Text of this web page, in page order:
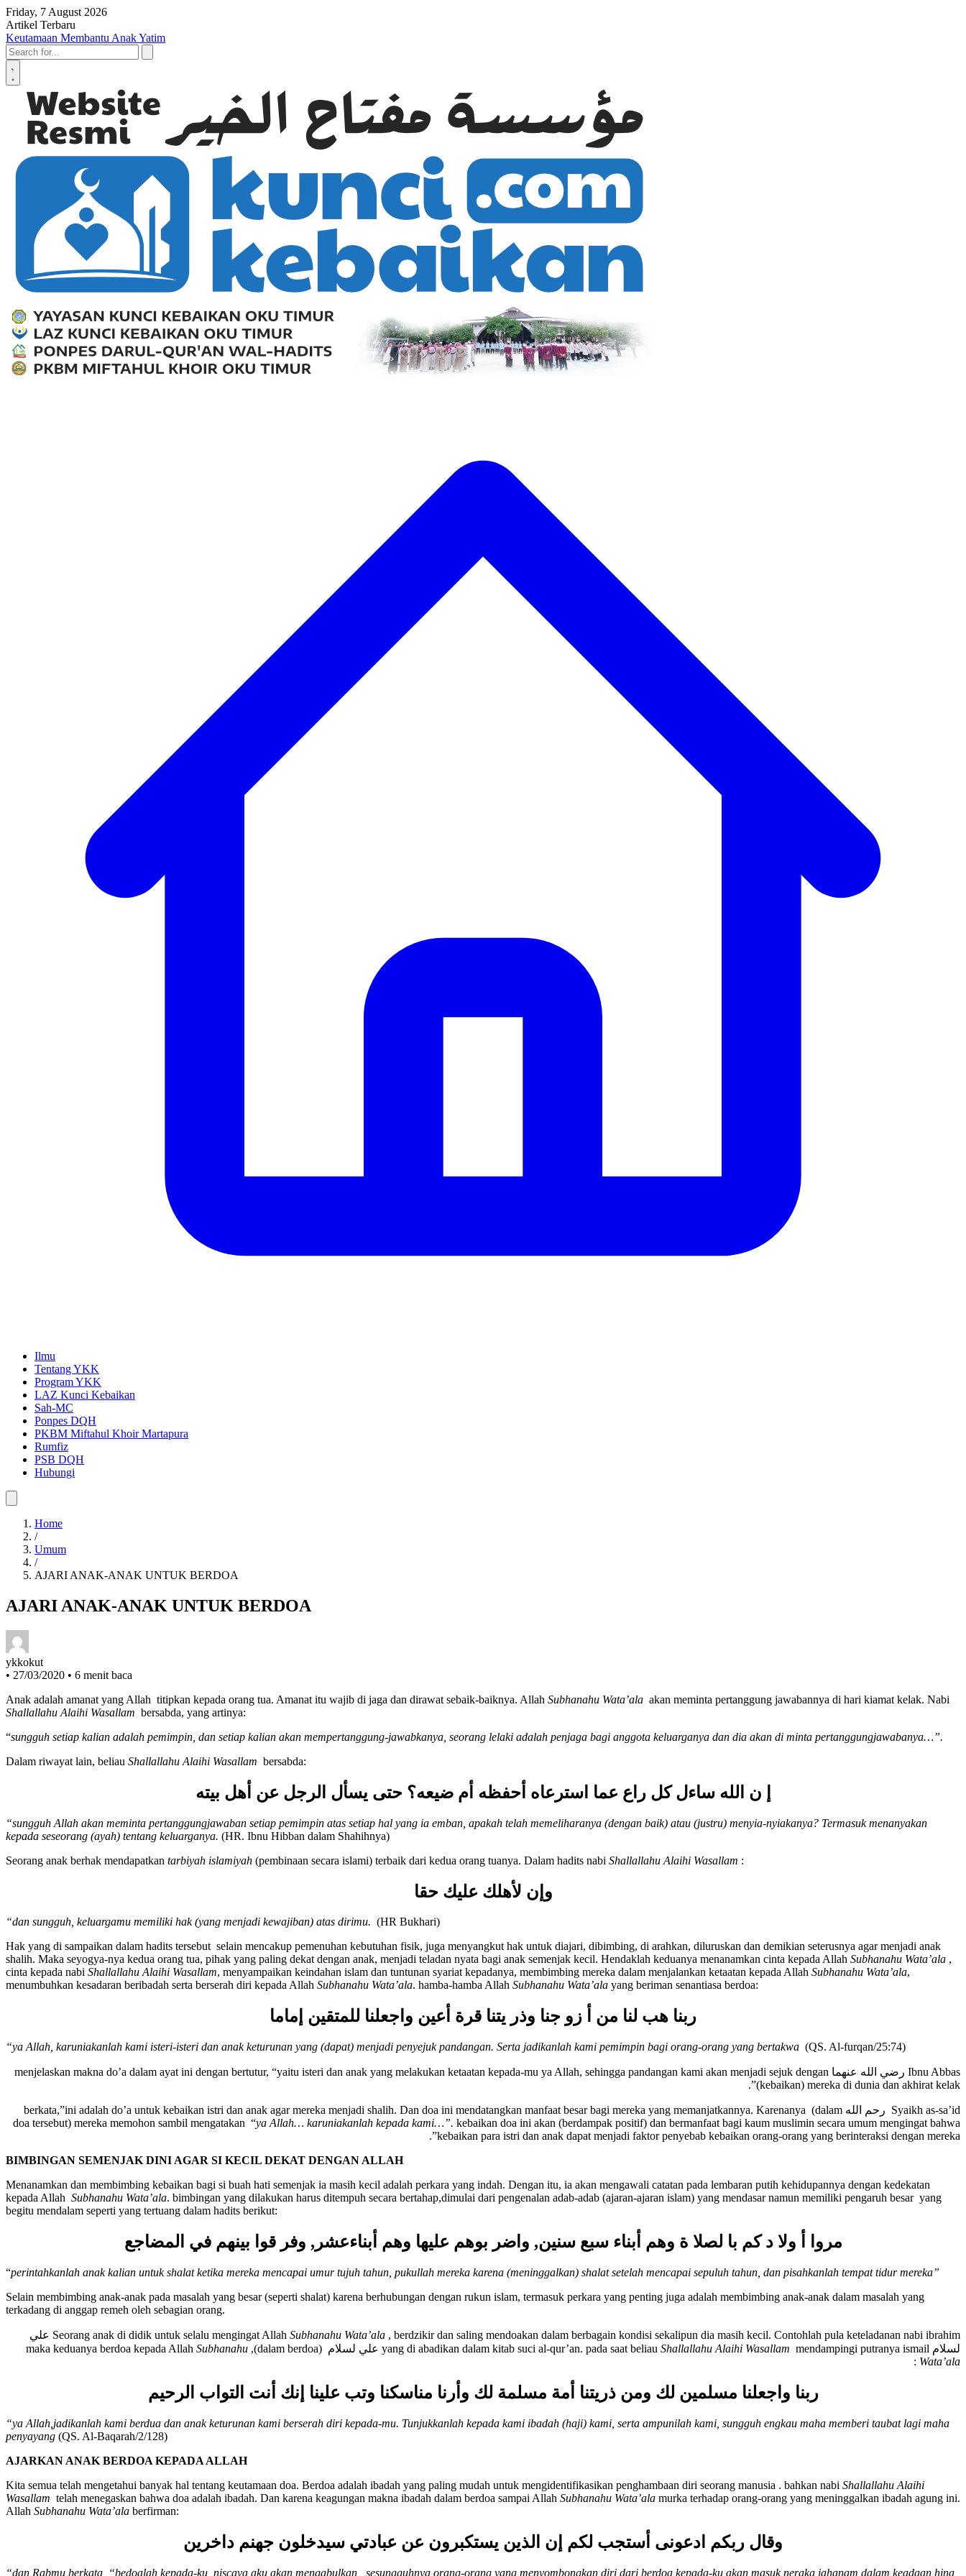
Skip to content
Friday, 7 August 2026
Artikel Terbaru
Keutamaan Membantu Anak Yatim
Ilmu
Tentang YKK
Program YKK
LAZ Kunci Kebaikan
Sah-MC
Ponpes DQH
PKBM Miftahul Khoir Martapura
Rumfiz
PSB DQH
Hubungi
Home
/
Umum
/
AJARI ANAK-ANAK UNTUK BERDOA
AJARI ANAK-ANAK UNTUK BERDOA
ykkokut
• 27/03/2020 • 6 menit baca
Anak adalah amanat yang Allah titipkan kepada orang tua. Amanat itu wajib di jaga dan dirawat sebaik-baiknya. Allah Subhanahu Wata’ala akan meminta pertanggung jawabannya di hari kiamat kelak. Nabi
Shallallahu Alaihi Wasallam bersabda, yang artinya:
“sungguh setiap kalian adalah pemimpin, dan setiap kalian akan mempertanggung-jawabkanya, seorang lelaki adalah penjaga bagi anggota keluarganya dan dia akan di minta pertanggungjawabanya…”.
Dalam riwayat lain, beliau Shallallahu Alaihi Wasallam bersabda:
إ ن الله ساءل كل راع عما استرعاه أحفظه أم ضيعه؟ حتى يسأل الرجل عن أهل بيته
“sungguh Allah akan meminta pertanggungjawaban setiap pemimpin atas setiap hal yang ia emban, apakah telah memeliharanya (dengan baik) atau (justru) menyia-nyiakanya? Termasuk menanyakan
kepada seseorang (ayah) tentang keluarganya. (HR. Ibnu Hibban dalam Shahihnya)
Seorang anak berhak mendapatkan tarbiyah islamiyah (pembinaan secara islami) terbaik dari kedua orang tuanya. Dalam hadits nabi Shallallahu Alaihi Wasallam :
وإن لأهلك عليك حقا
“dan sungguh, keluargamu memiliki hak (yang menjadi kewajiban) atas dirimu. (HR Bukhari)
Hak yang di sampaikan dalam hadits tersebut selain mencakup pemenuhan kebutuhan fisik, juga menyangkut hak untuk diajari, dibimbing, di arahkan, diluruskan dan demikian seterusnya agar menjadi anak
shalih. Maka seyogya-nya kedua orang tua, pihak yang paling dekat dengan anak, menjadi teladan nyata bagi anak semenjak kecil. Hendaklah keduanya menanamkan cinta kepada Allah Subhanahu Wata’ala ,
cinta kepada nabi Shallallahu Alaihi Wasallam, menyampaikan keindahan islam dan tuntunan syariat kepadanya, membimbing mereka dalam menjalankan ketaatan kepada Allah Subhanahu Wata’ala,
menumbuhkan kesadaran beribadah serta berserah diri kepada Allah Subhanahu Wata’ala. hamba-hamba Allah Subhanahu Wata’ala yang beriman senantiasa berdoa:
ربنا هب لنا من أ زو جنا وذر يتنا قرة أعين واجعلنا للمتقين إماما
“ya Allah, karuniakanlah kami isteri-isteri dan anak keturunan yang (dapat) menjadi penyejuk pandangan. Serta jadikanlah kami pemimpin bagi orang-orang yang bertakwa (QS. Al-furqan/25:74)
Ibnu Abbas رضي الله عنهما menjelaskan makna do’a dalam ayat ini dengan bertutur, “yaitu isteri dan anak yang melakukan ketaatan kepada-mu ya Allah, sehingga pandangan kami akan menjadi sejuk dengan
(kebaikan) mereka di dunia dan akhirat kelak”.
Syaikh as-sa’id رحم الله berkata,”ini adalah do’a untuk kebaikan istri dan anak agar mereka menjadi shalih. Dan doa ini mendatangkan manfaat besar bagi mereka yang memanjatkannya. Karenanya (dalam
doa tersebut) mereka memohon sambil mengatakan “ya Allah… karuniakanlah kepada kami…”. kebaikan doa ini akan (berdampak positif) dan bermanfaat bagi kaum muslimin secara umum mengingat bahwa
kebaikan para istri dan anak dapat menjadi faktor penyebab kebaikan orang-orang yang berinteraksi dengan mereka”.
BIMBINGAN SEMENJAK DINI AGAR SI KECIL DEKAT DENGAN ALLAH
Menanamkan dan membimbing kebaikan bagi si buah hati semenjak ia masih kecil adalah perkara yang indah. Dengan itu, ia akan mengawali catatan pada lembaran putih kehidupannya dengan kedekatan
kepada Allah Subhanahu Wata’ala. bimbingan yang dilakukan harus ditempuh secara bertahap,dimulai dari pengenalan adab-adab (ajaran-ajaran islam) yang mendasar namun memiliki pengaruh besar yang
begitu mendalam seperti yang tertuang dalam hadits berikut:
مروا أ ولا د كم با لصلا ة وهم أبناء سبع سنين, واضر بوهم عليها وهم أبناءعشر, وفر قوا بينهم في المضاجع
“perintahkanlah anak kalian untuk shalat ketika mereka mencapai umur tujuh tahun, pukullah mereka karena (meninggalkan) shalat setelah mencapai sepuluh tahun, dan pisahkanlah tempat tidur mereka”
Selain membimbing anak-anak pada masalah yang besar (seperti shalat) karena berhubungan dengan rukun islam, termasuk perkara yang penting juga adalah membimbing anak-anak dalam masalah yang
terkadang di anggap remeh oleh sebagian orang.
Seorang anak di didik untuk selalu mengingat Allah Subhanahu Wata’ala
, berdzikir dan saling mendoakan dalam berbagain kondisi sekalipun dia masih kecil. Contohlah pula keteladanan nabi ibrahim علي
لسلام yang di abadikan dalam kitab suci al-qur’an. pada saat beliau
Shallallahu Alaihi Wasallam mendampingi putranya ismail علي لسلام (dalam berdoa), maka keduanya berdoa kepada Allah
Subhanahu
Wata’ala
:
ربنا واجعلنا مسلمين لك ومن ذريتنا أمة مسلمة لك وأرنا مناسكنا وتب علينا إنك أنت التواب الرحيم
“ya Allah,jadikanlah kami berdua dan anak keturunan kami berserah diri kepada-mu. Tunjukkanlah kepada kami ibadah (haji) kami, serta ampunilah kami, sungguh engkau maha memberi taubat lagi maha
penyayang (QS. Al-Baqarah/2/128)
AJARKAN ANAK BERDOA KEPADA ALLAH
Kita semua telah mengetahui banyak hal tentang keutamaan doa. Berdoa adalah ibadah yang paling mudah untuk mengidentifikasikan penghambaan diri seorang manusia . bahkan nabi Shallallahu Alaihi
Wasallam telah menegaskan bahwa doa adalah ibadah. Dan karena keagungan makna ibadah dalam berdoa sampai Allah Subhanahu Wata’ala murka terhadap orang-orang yang meninggalkan ibadah agung ini.
Allah Subhanahu Wata’ala berfirman:
وقال ربكم ادعونى أستجب لكم إن الذين يستكبرون عن عبادتي سيدخلون جهنم داخرين
“dan Rabmu berkata, “bedoalah kepada-ku, niscaya aku akan mengabulkan , sesungguhnya orang-orang yang menyombongkan diri dari berdoa kepada-ku akan masuk neraka jahanam dalam keadaan hina